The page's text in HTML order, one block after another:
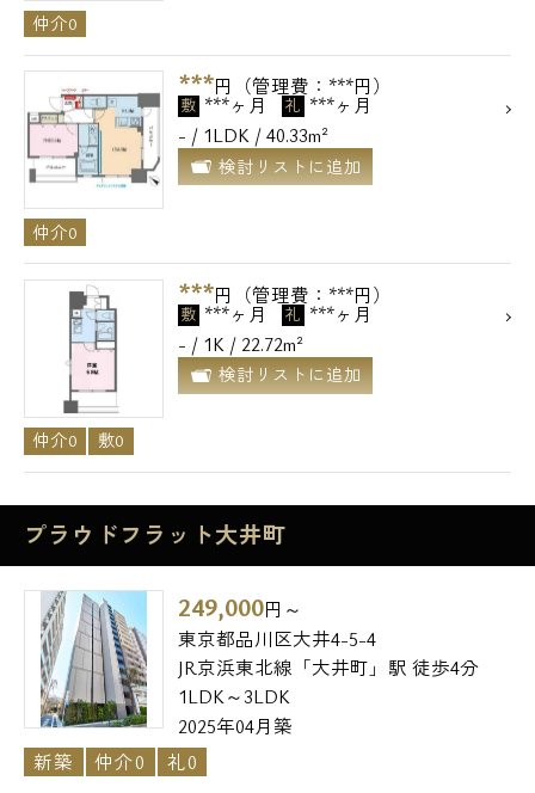
仲介0
***円（管理費：***円）
敷 ***ヶ月 礼 ***ヶ月
- / 1LDK / 40.33m²
検討リストに追加
仲介0
***円（管理費：***円）
敷 ***ヶ月 礼 ***ヶ月
- / 1K / 22.72m²
検討リストに追加
仲介0 敷0
プラウドフラット大井町
249,000円～
東京都品川区大井4-5-4
JR京浜東北線「大井町」駅 徒歩4分
1LDK～3LDK
2025年04月築
新築
仲介0 礼0